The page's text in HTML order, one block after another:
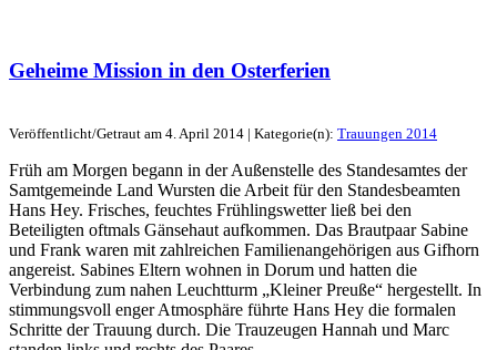
Geheime Mission in den Osterferien
Veröffentlicht/Getraut am 4. April 2014 | Kategorie(n): Trauungen 2014
Früh am Morgen begann in der Außenstelle des Standesamtes der
Samtgemeinde Land Wursten die Arbeit für den Standesbeamten
Hans Hey. Frisches, feuchtes Frühlingswetter ließ bei den
Beteiligten oftmals Gänsehaut aufkommen. Das Brautpaar Sabine
und Frank waren mit zahlreichen Familienangehörigen aus Gifhorn
angereist. Sabines Eltern wohnen in Dorum und hatten die
Verbindung zum nahen Leuchtturm „Kleiner Preuße“ hergestellt. In
stimmungsvoll enger Atmosphäre führte Hans Hey die formalen
Schritte der Trauung durch. Die Trauzeugen Hannah und Marc